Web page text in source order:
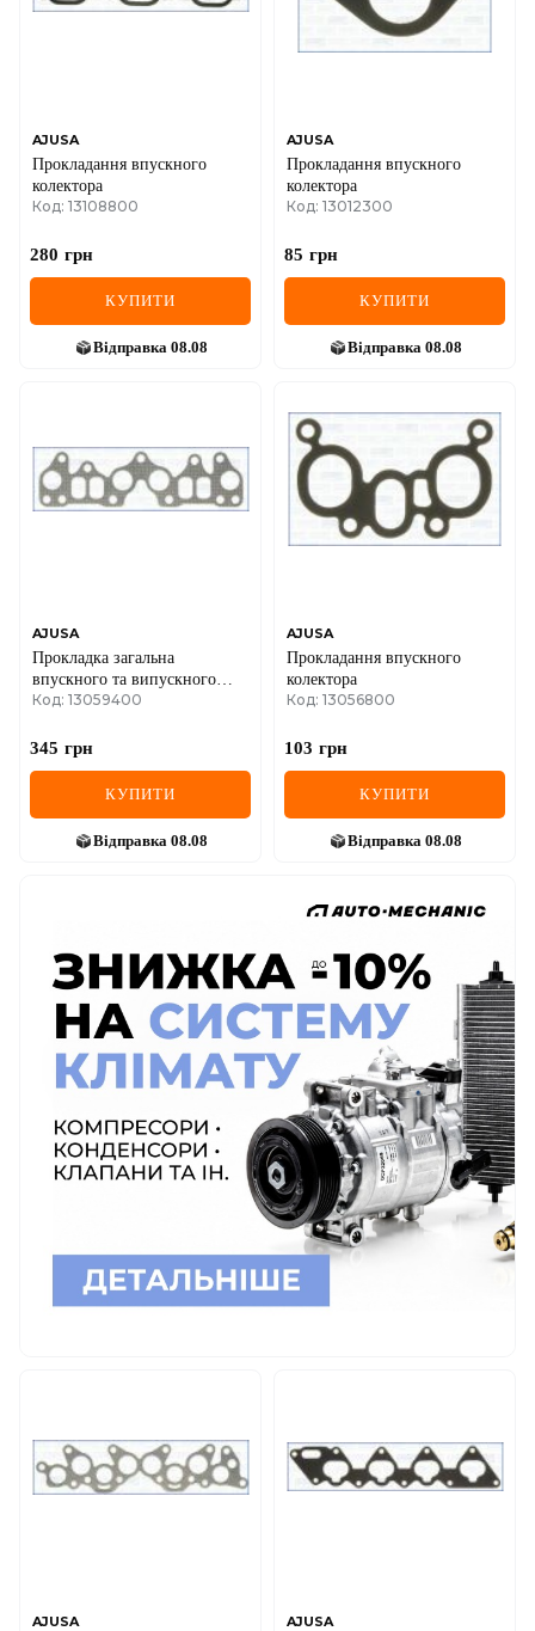
AJUSA
Прокладання впускного
колектора
Код: 13108800
280 грн
КУПИТИ
Відправка 08.08
AJUSA
Прокладання впускного
колектора
Код: 13012300
85 грн
КУПИТИ
Відправка 08.08
AJUSA
Прокладка загальна
впускного та випускного
колекторів
Код: 13059400
345 грн
КУПИТИ
Відправка 08.08
AJUSA
Прокладання впускного
колектора
Код: 13056800
103 грн
КУПИТИ
Відправка 08.08
AJUSA AJUSA